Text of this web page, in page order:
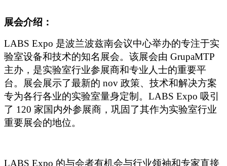
展会介绍：
LABS Expo 是波兰波兹南会议中心举办的专注于实
验室设备和技术的知名展会。该展会由 GrupaMTP
主办，是实验室行业参展商和专业人士的重要平
台。展会展示了最新的 nov 政策、技术和解决方案
专为各行各业的实验室量身定制。LABS Expo 吸引
了 120 家国内外参展商，巩固了其作为实验室行业
重要展会的地位。
LABS Expo 的与会者有机会与行业领袖和专家直接